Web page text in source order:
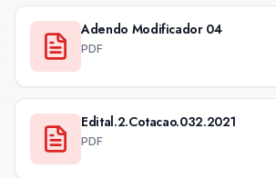
Adendo Modificador 04
PDF
Edital.2.Cotacao.032.2021
PDF